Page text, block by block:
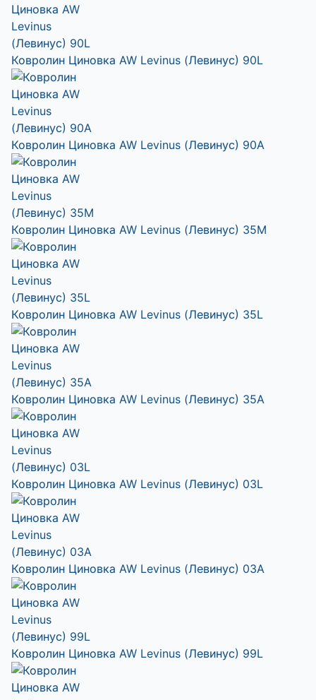
Ковролин Циновка AW Levinus (Левинус) 90L
Ковролин Циновка AW Levinus (Левинус) 90A
Ковролин Циновка AW Levinus (Левинус) 35M
Ковролин Циновка AW Levinus (Левинус) 35L
Ковролин Циновка AW Levinus (Левинус) 35A
Ковролин Циновка AW Levinus (Левинус) 03L
Ковролин Циновка AW Levinus (Левинус) 03A
Ковролин Циновка AW Levinus (Левинус) 99L